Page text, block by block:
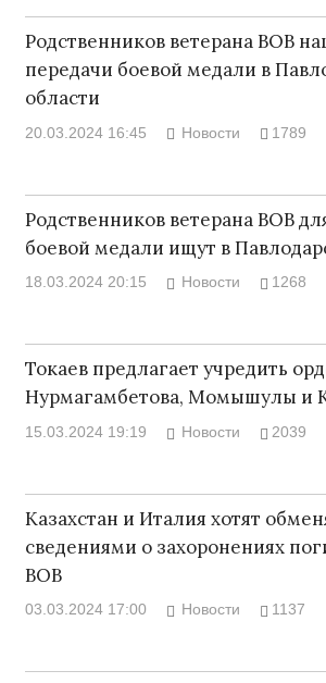
Родственников ветерана ВОВ
передачи боевой медали в
области
20.03.2024 16:45 Новости 1789
Родственников ветерана ВОВ
боевой медали ищут в
18.03.2024 20:15 Новости 1268
Токаев предлагает учредить
Нурмагамбетова, Момышулы и
15.03.2024 19:19 Новости 2039
Казахстан и Италия хотят
сведениями о захоронениях
ВОВ
03.03.2024 17:00 Новости 1137